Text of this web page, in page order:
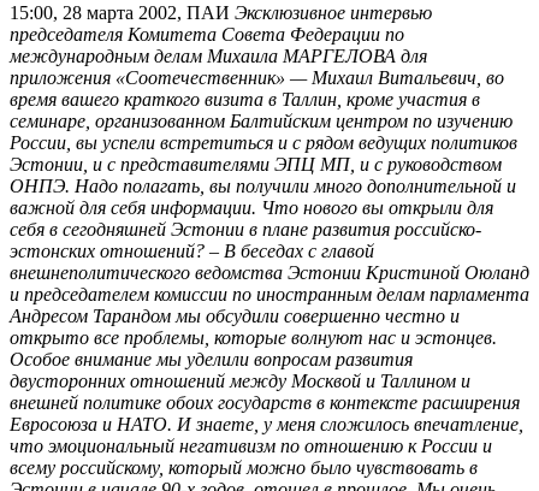
15:00, 28 марта 2002, ПАИ Эксклюзивное интервью
председателя Комитета Совета Федерации по
международным делам Михаила МАРГЕЛОВА для
приложения «Соотечественник» — Михаил Витальевич, во
время вашего краткого визита в Таллин, кроме участия в
семинаре, организованном Балтийским центром по изучению
России, вы успели встретиться и с рядом ведущих политиков
Эстонии, и с представителями ЭПЦ МП, и с руководством
ОНПЭ. Надо полагать, вы получили много дополнительной и
важной для себя информации. Что нового вы открыли для
себя в сегодняшней Эстонии в плане развития российско-
эстонских отношений? – В беседах с главой
внешнеполитического ведомства Эстонии Кристиной Оюланд
и председателем комиссии по иностранным делам парламента
Андресом Тарандом мы обсудили совершенно честно и
открыто все проблемы, которые волнуют нас и эстонцев.
Особое внимание мы уделили вопросам развития
двусторонних отношений между Москвой и Таллином и
внешней политике обоих государств в контексте расширения
Евросоюза и НАТО. И знаете, у меня сложилось впечатление,
что эмоциональный негативизм по отношению к России и
всему российскому, который можно было чувствовать в